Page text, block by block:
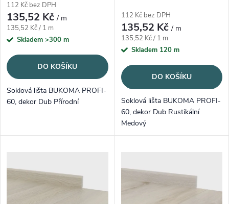
112 Kč bez DPH
135,52 Kč/ m
Měrná cena:
135,52 Kč / 1 m
Skladem >300 m
DO KOŠÍKU
Soklová lišta BUKOMA PROFI-
60, dekor Dub Přírodní
112 Kč bez DPH
135,52 Kč/ m
Měrná cena:
135,52 Kč / 1 m
Skladem 120 m
DO KOŠÍKU
Soklová lišta BUKOMA PROFI-
60, dekor Dub Rustikální
Medový